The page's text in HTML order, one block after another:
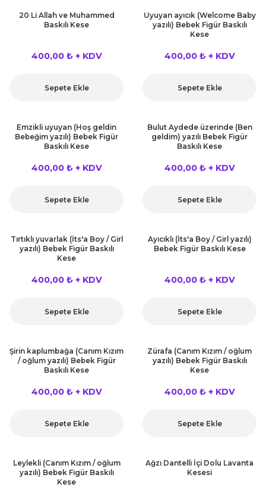
20 Li Allah ve Muhammed
Baskılı Kese
400,00 ₺ + KDV
Sepete Ekle
Uyuyan ayıcık (Welcome Baby
yazılı) Bebek Figür Baskılı
Kese
400,00 ₺ + KDV
Sepete Ekle
Emzikli uyuyan (Hoş geldin
Bebeğim yazılı) Bebek Figür
Baskılı Kese
400,00 ₺ + KDV
Sepete Ekle
Bulut Aydede üzerinde (Ben
geldim) yazılı Bebek Figür
Baskılı Kese
400,00 ₺ + KDV
Sepete Ekle
Tırtıklı yuvarlak (İts'a Boy / Girl
yazılı) Bebek Figür Baskılı
Kese
400,00 ₺ + KDV
Sepete Ekle
Ayıcıklı (İts'a Boy / Girl yazılı)
Bebek Figür Baskılı Kese
400,00 ₺ + KDV
Sepete Ekle
Şirin kaplumbağa (Canım Kızım
/ oğlum yazılı) Bebek Figür
Baskılı Kese
400,00 ₺ + KDV
Sepete Ekle
Zürafa (Canım Kızım / oğlum
yazılı) Bebek Figür Baskılı
Kese
400,00 ₺ + KDV
Sepete Ekle
Leylekli (Canım Kızım / oğlum
yazılı) Bebek Figür Baskılı
Kese
Ağzı Dantelli İçi Dolu Lavanta
Kesesi